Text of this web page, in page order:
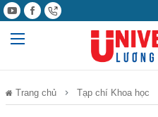
Trang chủ Tạp chí Khoa học